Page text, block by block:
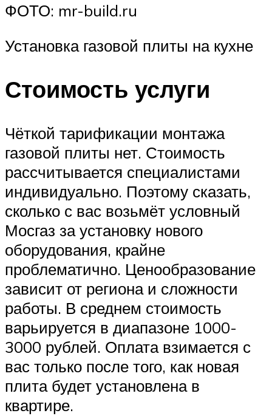
ФОТО: mr-build.ru
Установка газовой плиты на кухне
Стоимость услуги
Чёткой тарификации монтажа
газовой плиты нет. Стоимость
рассчитывается специалистами
индивидуально. Поэтому сказать,
сколько с вас возьмёт условный
Мосгаз за установку нового
оборудования, крайне
проблематично. Ценообразование
зависит от региона и сложности
работы. В среднем стоимость
варьируется в диапазоне 1000-
3000 рублей. Оплата взимается с
вас только после того, как новая
плита будет установлена в
квартире.